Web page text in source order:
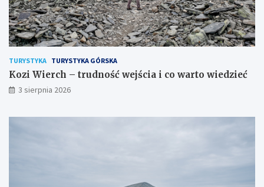
TURYSTYKA TURYSTYKA GÓRSKA
Kozi Wierch – trudność wejścia i co warto wiedzieć
3 sierpnia 2026